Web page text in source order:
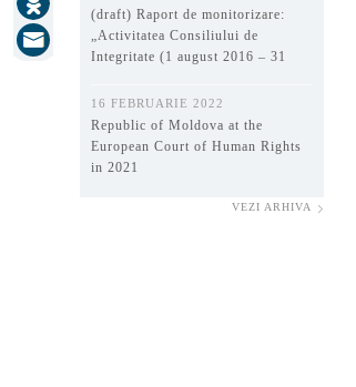
(draft) Raport de monitorizare:
„Activitatea Consiliului de
Integritate (1 august 2016 – 31
16 FEBRUARIE 2022
Republic of Moldova at the
European Court of Human Rights
in 2021
VEZI ARHIVA